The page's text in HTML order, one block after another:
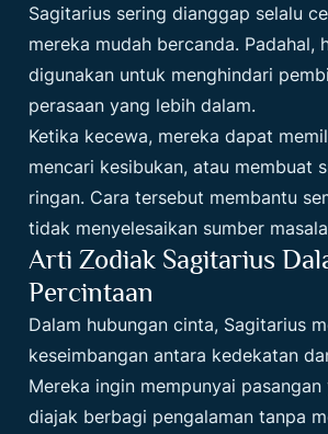
Sagitarius sering dianggap selalu
mereka mudah bercanda. Padahal,
digunakan untuk menghindari
perasaan yang lebih dalam.
Ketika kecewa, mereka dapat
mencari kesibukan, atau membuat
ringan. Cara tersebut membantu
tidak menyelesaikan sumber
Arti Zodiak Sagitarius
Percintaan
Dalam hubungan cinta, Sagitarius
keseimbangan antara kedekatan
Mereka ingin mempunyai
diajak berbagi pengalaman tanpa